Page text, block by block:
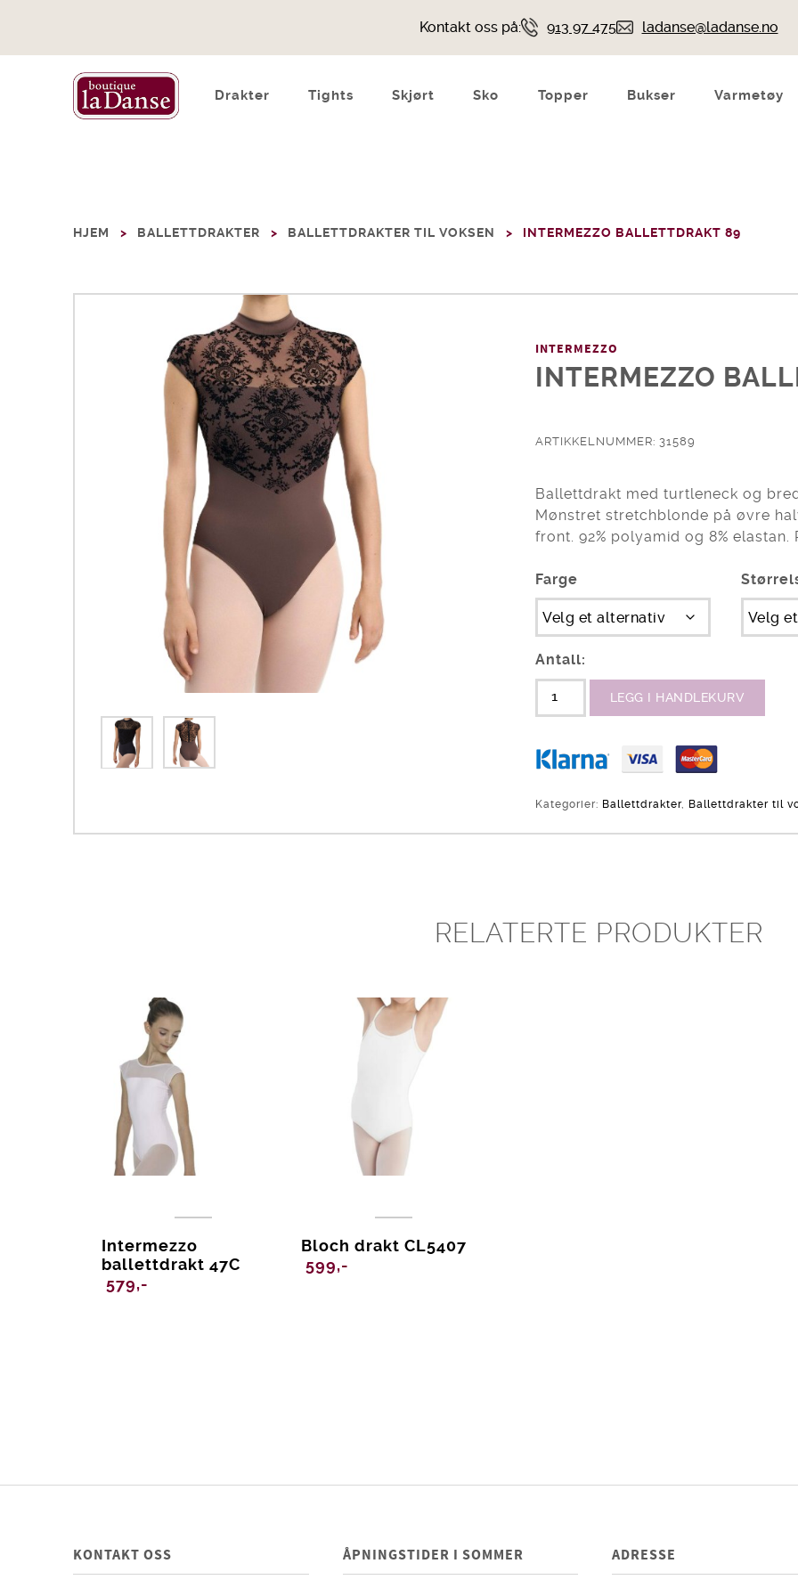
Kontakt oss på: 913 97 475 ladanse@ladanse.no
Drakter Tights Skjørt Sko Topper Bukser Varmetøy
HJEM BALLETTDRAKTER BALLETTDRAKTER TIL VOKSEN INTERMEZZO BALLETTDRAKT 89
INTERMEZZO
INTERMEZZO
ARTIKKELNUMMER: 31589
Ballettdrakt med turtleneck og
Mønstret stretchblonde på øvre
front. 92% polyamid og 8% elastan.
Farge
Antall:
LEGG I HANDLEKURV
Kategorier: Ballettdrakter, Ballettdrakter til
RELATERTE PRODUKTER
Intermezzo
ballettdrakt 47C
579,-
Bloch drakt CL5407
599,-
KONTAKT OSS ÅPNINGSTIDER I SOMMER ADRESSE